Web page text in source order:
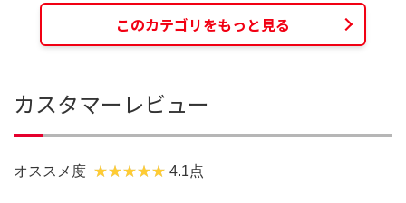
このカテゴリをもっと見る
カスタマーレビュー
オススメ度 4.1点